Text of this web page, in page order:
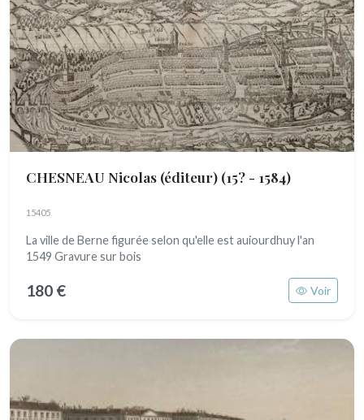
CHESNEAU Nicolas (éditeur) (15? - 1584)
15405
La ville de Berne figurée selon qu'elle est auiourdhuy l'an
1549 Gravure sur bois
180 € Voir